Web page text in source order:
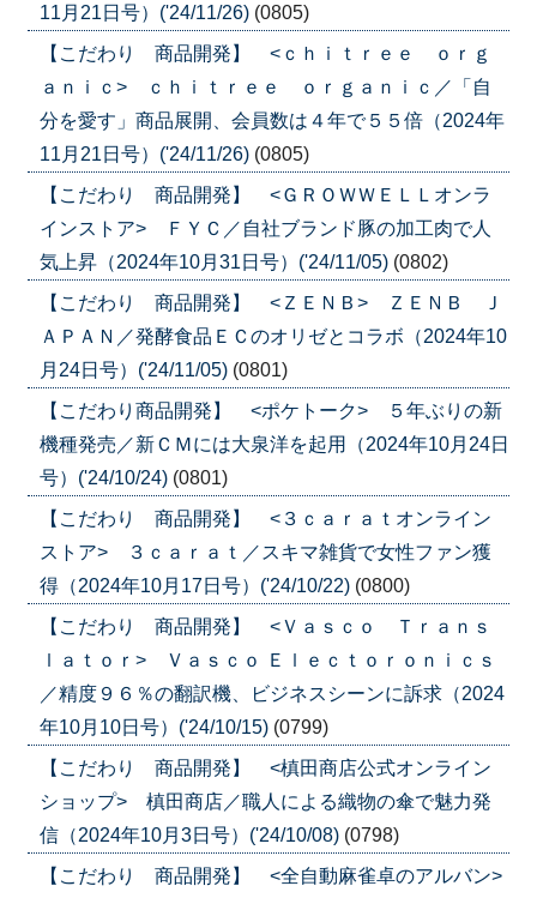
11月21日号）('24/11/26) (0805)
【こだわり 商品開発】 <ｃｈｉｔｒｅｅ ｏｒｇ
ａｎｉｃ> ｃｈｉｔｒｅｅ ｏｒｇａｎｉｃ／「自
分を愛す」商品展開、会員数は４年で５５倍（2024年
11月21日号）('24/11/26) (0805)
【こだわり 商品開発】 <ＧＲＯＷＷＥＬＬオンラ
インストア> ＦＹＣ／自社ブランド豚の加工肉で人
気上昇（2024年10月31日号）('24/11/05) (0802)
【こだわり 商品開発】 <ＺＥＮＢ> ＺＥＮＢ Ｊ
ＡＰＡＮ／発酵食品ＥＣのオリゼとコラボ（2024年10
月24日号）('24/11/05) (0801)
【こだわり商品開発】 <ポケトーク> ５年ぶりの新
機種発売／新ＣＭには大泉洋を起用（2024年10月24日
号）('24/10/24) (0801)
【こだわり 商品開発】 <３ｃａｒａｔオンライン
ストア> ３ｃａｒａｔ／スキマ雑貨で女性ファン獲
得（2024年10月17日号）('24/10/22) (0800)
【こだわり 商品開発】 <Ｖａｓｃｏ Ｔｒａｎｓ
ｌａｔｏｒ> Ｖａｓｃｏ Ｅｌｅｃｔｏｒｏｎｉｃｓ
／精度９６％の翻訳機、ビジネスシーンに訴求（2024
年10月10日号）('24/10/15) (0799)
【こだわり 商品開発】 <槙田商店公式オンライン
ショップ> 槙田商店／職人による織物の傘で魅力発
信（2024年10月3日号）('24/10/08) (0798)
【こだわり 商品開発】 <全自動麻雀卓のアルバン>